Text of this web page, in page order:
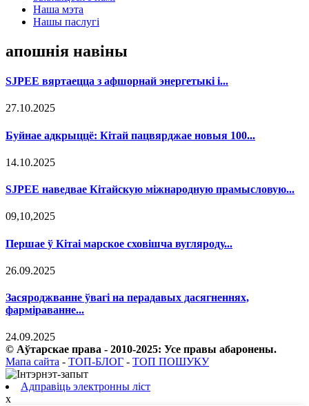
Наша мэта
Нашы паслугі
апошнія навіны
SJPEE вяртаецца з афшорнай энергетыкі і...
27.10.2025
Буйнае адкрыццё: Кітай пацвярджае новыя 100...
14.10.2025
SJPEE наведвае Кітайскую міжнародную прамысловую...
09,10,2025
Першае ў Кітаі марское сховішча вугляроду...
26.09.2025
Засяроджванне ўвагі на перадавых дасягненнях,
фарміраванне...
24.09.2025
© Аўтарскае права - 2010-2025: Усе правы абаронены.
Мапа сайта - ТОП-БЛОГ - ТОП ПОШУКУ
Адправіць электронны ліст
x